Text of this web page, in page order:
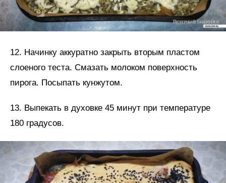
12. Начинку аккуратно закрыть вторым пластом
слоеного теста. Смазать молоком поверхность
пирога. Посыпать кунжутом.
13. Выпекать в духовке 45 минут при температуре
180 градусов.